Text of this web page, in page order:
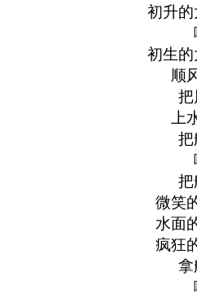
初升的
初生的
顺
把
上
把
把
微笑
水面
疯狂
拿